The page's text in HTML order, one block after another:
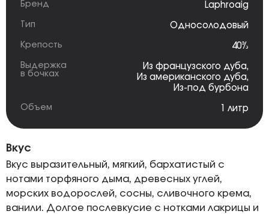
Бренд Laphroaig
Тип Односолодовый
Крепость 40%
Выдержка
в бочках
Из французского дуба,
Из американского дуба,
Из-под бурбона
Объем 1 литр
Вкус
Вкус выразительный, мягкий, бархатистый с
нотами торфяного дыма, древесных углей,
морских водорослей, сосны, сливочного крема,
ванили. Долгое послевкусие с нотками лакрицы и